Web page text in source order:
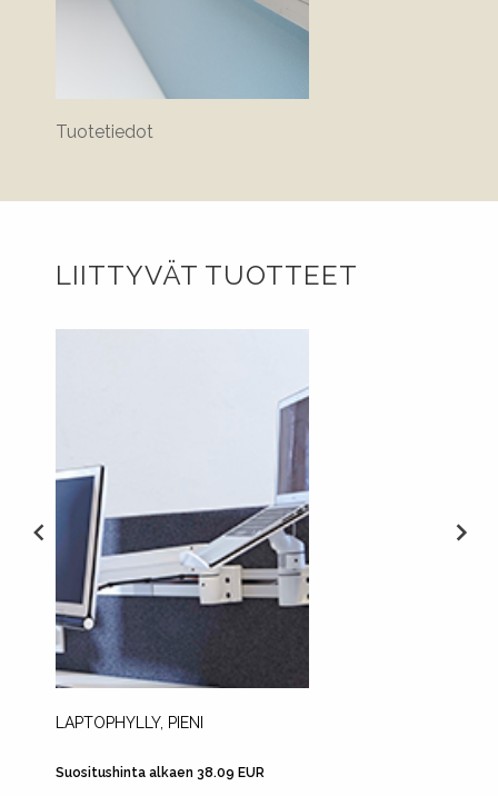
Tuotetiedot
LIITTYVÄT TUOTTEET
LAPTOPHYLLY, PIENI
Suositushinta alkaen 38.09 EUR